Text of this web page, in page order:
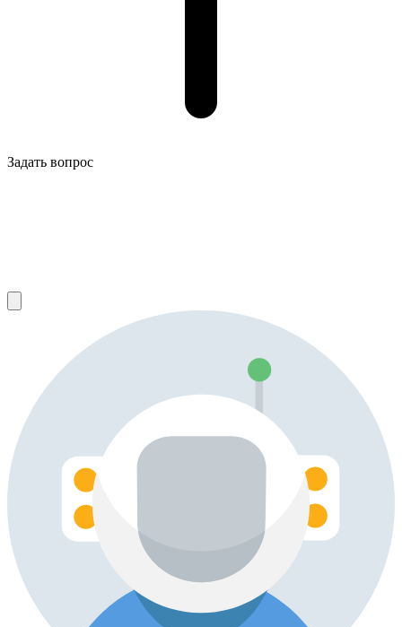
Задать вопрос